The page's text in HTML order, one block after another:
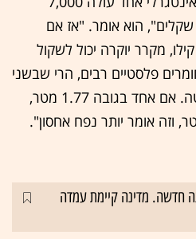
שקלים ואחר עולה 70,000 שקלים", הוא אומר. "אז אם
מקרר רגיל שוקל בערך 60 קילו, מקרר יוקרה יכול לשקול
חומרים פלסטיים רבים, הרי שבשני
יש אלומיניום, זכוכית ונירוסטה. אם אחד בגובה 1.77 מטר,
חדשה. מדינה קיימת עמדה